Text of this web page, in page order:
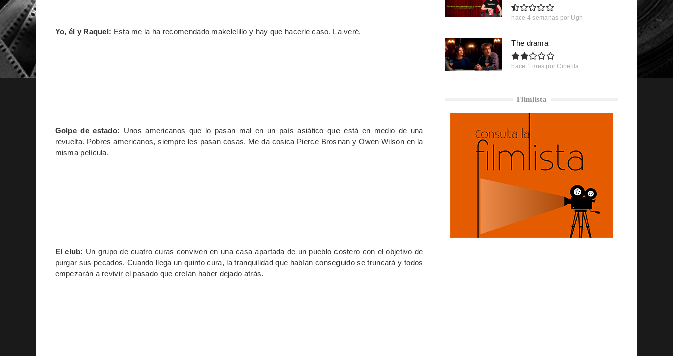
Yo, él y Raquel: Esta me la ha recomendado makelelillo y hay que hacerle caso. La veré.
Golpe de estado: Unos americanos que lo pasan mal en un país asiático que está en medio de una
revuelta. Pobres americanos, siempre les pasan cosas. Me da cosica Pierce Brosnan y Owen Wilson en la
misma película.
El club: Un grupo de cuatro curas conviven en una casa apartada de un pueblo costero con el objetivo de
purgar sus pecados. Cuando llega un quinto cura, la tranquilidad que habían conseguido se truncará y todos
empezarán a revivir el pasado que creían haber dejado atrás.
hace 4 semanas por Ugh
The drama
hace 1 mes por Cinefila
Filmlista